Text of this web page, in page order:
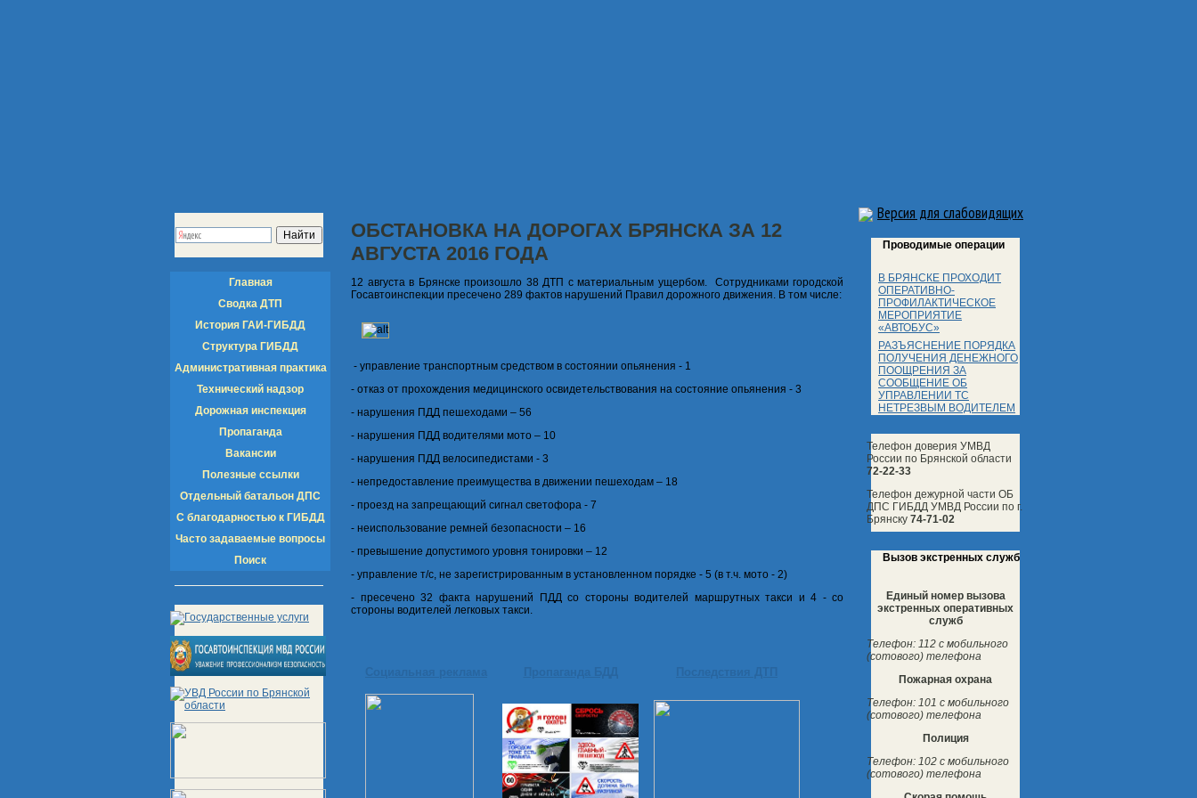
Версия для слабовидящих
Главная
Сводка ДТП
История ГАИ-ГИБДД
Структура ГИБДД
Административная практика
Технический надзор
Дорожная инспекция
Пропаганда
Вакансии
Полезные ссылки
Отдельный батальон ДПС
С благодарностью к ГИБДД
Часто задаваемые вопросы
Поиск
ОБСТАНОВКА НА ДОРОГАХ БРЯНСКА ЗА 12
АВГУСТА 2016 ГОДА
12 августа в Брянске произошло 38 ДТП с материальным ущербом. Сотрудниками городской
Госавтоинспекции пресечено 289 фактов нарушений Правил дорожного движения. В том числе:
- управление транспортным средством в состоянии опьянения - 1
- отказ от прохождения медицинского освидетельствования на состояние опьянения - 3
- нарушения ПДД пешеходами – 56
- нарушения ПДД водителями мото – 10
- нарушения ПДД велосипедистами - 3
- непредоставление преимущества в движении пешеходам – 18
- проезд на запрещающий сигнал светофора - 7
- неиспользование ремней безопасности – 16
- превышение допустимого уровня тонировки – 12
- управление т/с, не зарегистрированным в установленном порядке - 5 (в т.ч. мото - 2)
- пресечено 32 факта нарушений ПДД со стороны водителей маршрутных такси и 4 - со
стороны водителей легковых такси.
Проводимые операции
В БРЯНСКЕ ПРОХОДИТ
ОПЕРАТИВНО-
ПРОФИЛАКТИЧЕСКОЕ
МЕРОПРИЯТИЕ
«АВТОБУС»
РАЗЪЯСНЕНИЕ ПОРЯДКА
ПОЛУЧЕНИЯ ДЕНЕЖНОГО
ПООЩРЕНИЯ ЗА
СООБЩЕНИЕ ОБ
УПРАВЛЕНИИ ТС
НЕТРЕЗВЫМ ВОДИТЕЛЕМ
Телефон доверия УМВД
России по Брянской области
72-22-33
Телефон дежурной части ОБ
ДПС ГИБДД УМВД России по г.
Брянску 74-71-02
Вызов экстренных служб
Единый номер вызова
экстренных оперативных
служб
Телефон: 112 с мобильного
(сотового) телефона
Пожарная охрана
Телефон: 101 с мобильного
(сотового) телефона
Полиция
Телефон: 102 с мобильного
(сотового) телефона